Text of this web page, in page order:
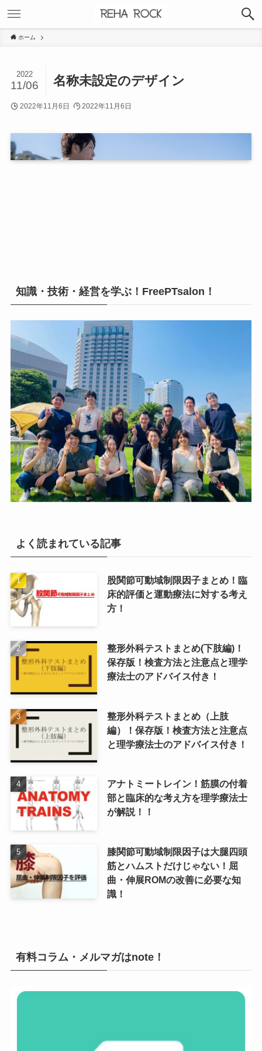
ホーム
名称未設定のデザイン
2022
11/06
2022年11月6日 2022年11月6日
知識・技術・経営を学ぶ！FreePTsalon！
よく読まれている記事
股関節可動域制限因子まとめ！臨
床的評価と運動療法に対する考え
方！
整形外科テストまとめ(下肢編)！
保存版！検査方法と注意点と理学
療法士のアドバイス付き！
整形外科テストまとめ（上肢
編）！保存版！検査方法と注意点
と理学療法士のアドバイス付き！
アナトミートレイン！筋膜の付着
部と臨床的な考え方を理学療法士
が解説！！
膝関節可動域制限因子は大腿四頭
筋とハムストだけじゃない！屈
曲・伸展ROMの改善に必要な知
識！
有料コラム・メルマガはnote！